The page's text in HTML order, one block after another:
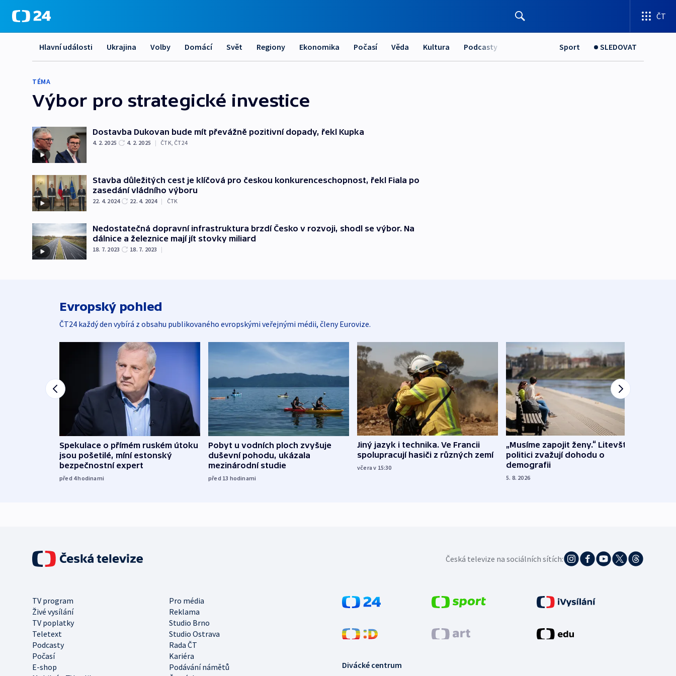
ČT
Hlavní události Ukrajina Volby Domácí Svět Regiony Ekonomika Počasí Věda Kultura Podcasty Sport SLEDOVAT
TÉMA
Výbor pro strategické investice
Dostavba Dukovan bude mít převážně pozitivní dopady, řekl Kupka
4. 2. 2025 4. 2. 2025 | ČTK, ČT24
Stavba důležitých cest je klíčová pro českou konkurenceschopnost, řekl Fiala po
zasedání vládního výboru
22. 4. 2024 22. 4. 2024 | ČTK
Nedostatečná dopravní infrastruktura brzdí Česko v rozvoji, shodl se výbor. Na
dálnice a železnice mají jít stovky miliard
18. 7. 2023 18. 7. 2023 |
Evropský pohled
ČT24 každý den vybírá z obsahu publikovaného evropskými veřejnými médii, členy Eurovize.
Spekulace o přímém ruském útoku
jsou pošetilé, míní estonský
bezpečnostní expert
před 4hodinami
Pobyt u vodních ploch zvyšuje
duševní pohodu, ukázala
mezinárodní studie
před 13 hodinami
Jiný jazyk i technika. Ve Francii
spolupracují hasiči z různých zemí
včera v 15:30
„Musíme zapojit ženy.“ Litevští
politici zvažují dohodu o
demografii
5. 8. 2026
Česká televize na sociálních sítích:
TV program
Pro média
Živé vysílání
Reklama
TV poplatky
Studio Brno
Teletext
Studio Ostrava
Podcasty
Rada ČT
Počasí
Kariéra
E-shop
Podávání námětů
Divácké centrum